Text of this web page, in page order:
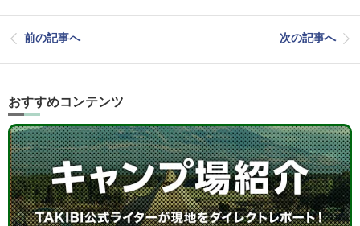
前の記事へ 次の記事へ
おすすめコンテンツ